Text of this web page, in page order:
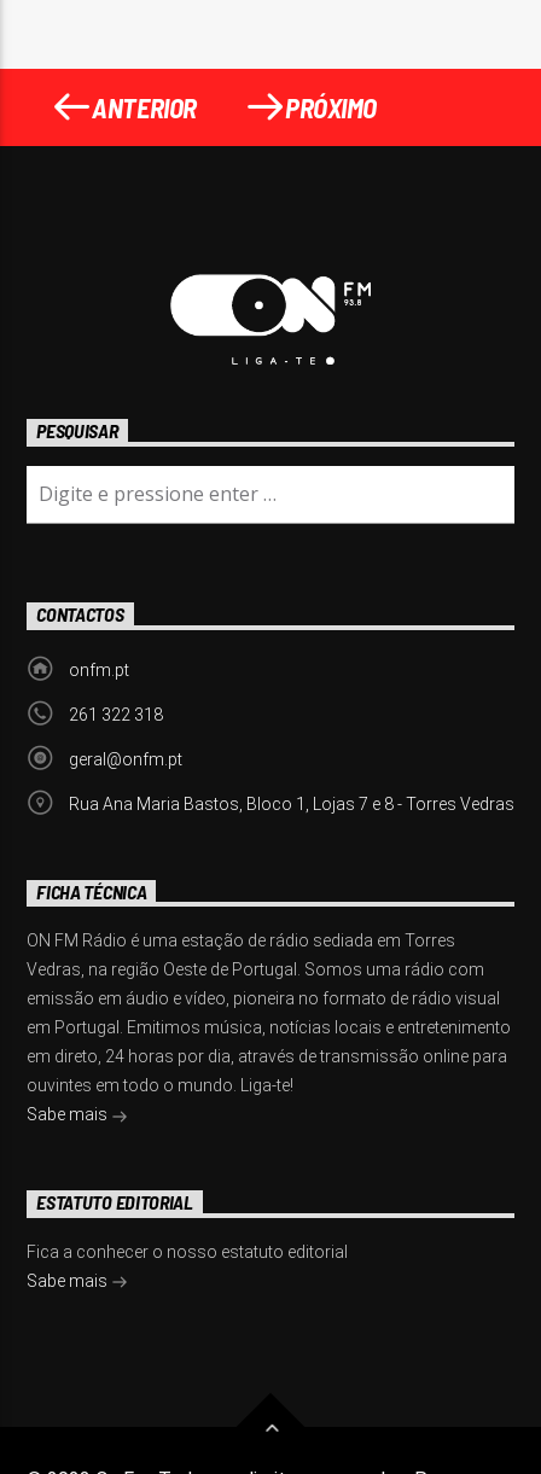
ANTERIOR PRÓXIMO
PESQUISAR
CONTACTOS
onfm.pt
261 322 318
geral@onfm.pt
Rua Ana Maria Bastos, Bloco 1, Lojas 7 e 8 - Torres Vedras
FICHA TÉCNICA
ON FM Rádio é uma estação de rádio sediada em Torres
Vedras, na região Oeste de Portugal. Somos uma rádio com
emissão em áudio e vídeo, pioneira no formato de rádio visual
em Portugal. Emitimos música, notícias locais e entretenimento
em direto, 24 horas por dia, através de transmissão online para
ouvintes em todo o mundo. Liga-te!
Sabe mais
ESTATUTO EDITORIAL
Fica a conhecer o nosso estatuto editorial
Sabe mais